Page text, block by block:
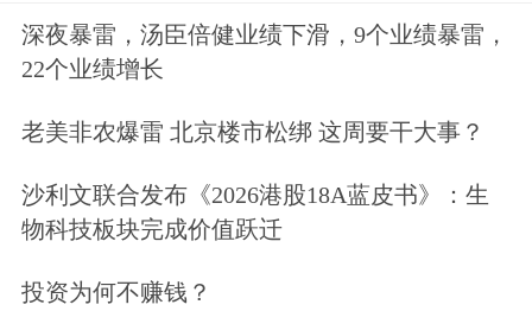
深夜暴雷，汤臣倍健业绩下滑，9个业绩暴雷，
22个业绩增长
老美非农爆雷 北京楼市松绑 这周要干大事？
沙利文联合发布《2026港股18A蓝皮书》：生
物科技板块完成价值跃迁
投资为何不赚钱？